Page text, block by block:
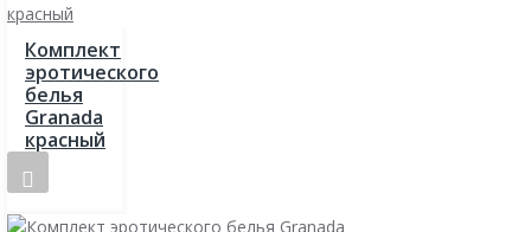
Комплект
эротического
белья
Granada
красный